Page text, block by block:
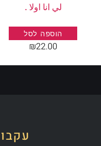
لي انا اولا .
הוספה לסל
₪22.00